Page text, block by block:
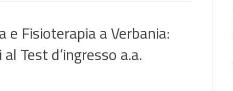
Fisioterapia a Verbania:
Test d’ingresso a.a.